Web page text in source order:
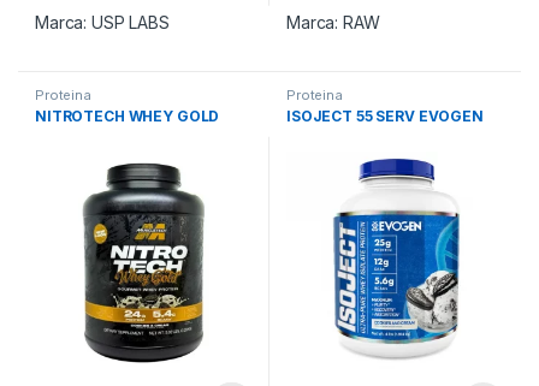
Marca:USP LABS Marca:RAW
Proteina
NITROTECH WHEY GOLD
Proteina
ISOJECT 55 SERV EVOGEN